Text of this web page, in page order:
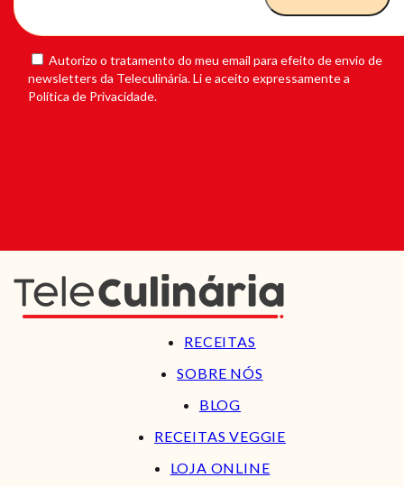
Autorizo o tratamento do meu email para efeito de envio de
newsletters da Teleculinária. Li e aceito expressamente a
Política de Privacidade.
RECEITAS
SOBRE NÓS
BLOG
RECEITAS VEGGIE
LOJA ONLINE